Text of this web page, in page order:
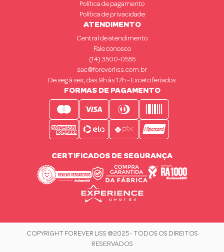
Política de pagamento
Política de privacidade
ATENDIMENTO
Central de atendimento
Fale conosco
(14) 3500-0555
sac@foreverliss.com.br
De seg à sex, das 9h às 17h - Exceto feriados
FORMAS DE PAGAMENTO
CERTIFICADOS DE SEGURANÇA
COPYRIGHT FOREVER LISS @2025 - TODOS OS DIREITOS
RESERVADOS